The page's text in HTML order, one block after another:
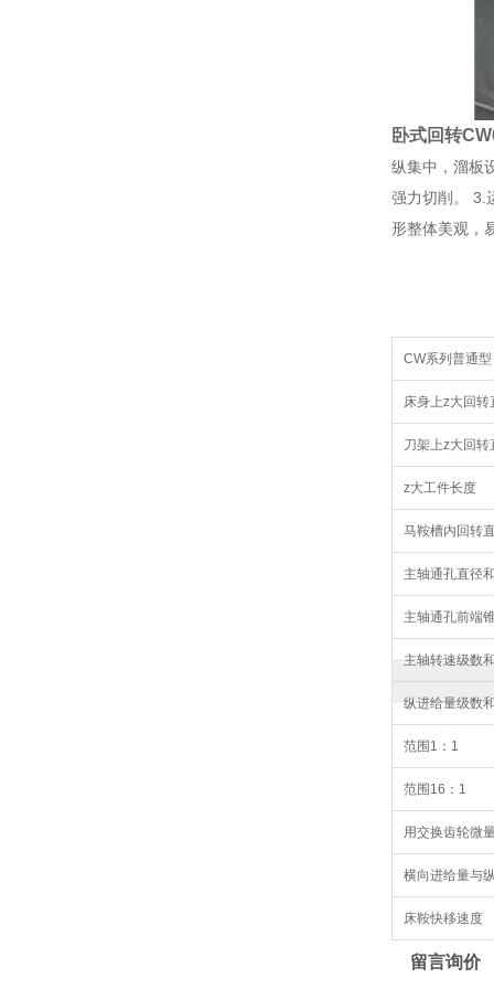
卧式回转
纵集中，溜板
强力切削。 3.
形整体美观，
CW系列普通型
床身上z大回转
刀架上z大回转
z大工件长度
马鞍槽内回转
主轴通孔直径
主轴通孔前端
主轴转速级数
纵进给量级数
范围1：1
范围16：1
用交换齿轮微
横向进给量与
床鞍快移速度
留言询价